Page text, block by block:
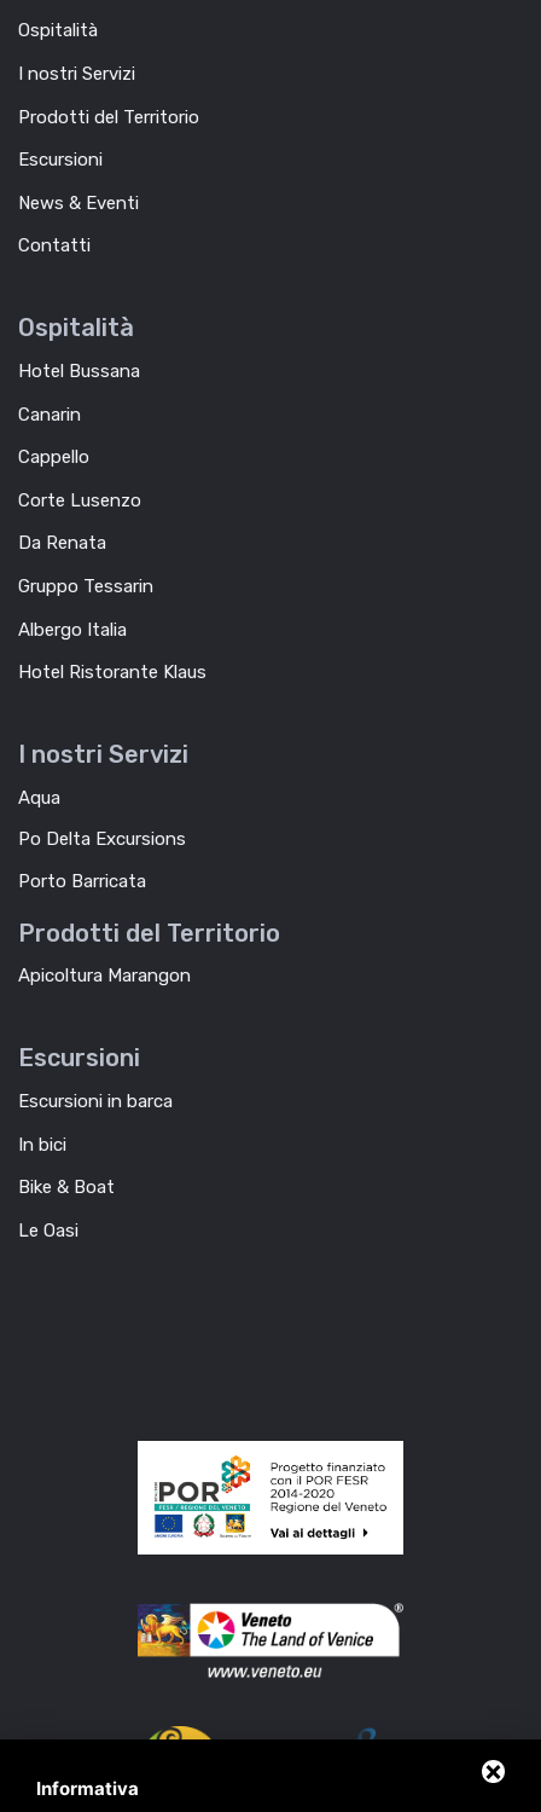
Ospitalità
I nostri Servizi
Prodotti del Territorio
Escursioni
News & Eventi
Contatti
Ospitalità
Hotel Bussana
Canarin
Cappello
Corte Lusenzo
Da Renata
Gruppo Tessarin
Albergo Italia
Hotel Ristorante Klaus
I nostri Servizi
Aqua
Po Delta Excursions
Porto Barricata
Prodotti del Territorio
Apicoltura Marangon
Escursioni
Escursioni in barca
In bici
Bike & Boat
Le Oasi
Informativa